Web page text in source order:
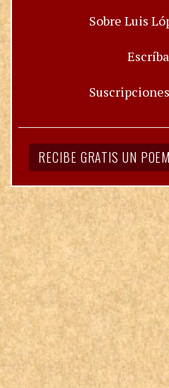
Sobre Luis
RECIBE GRATIS UN